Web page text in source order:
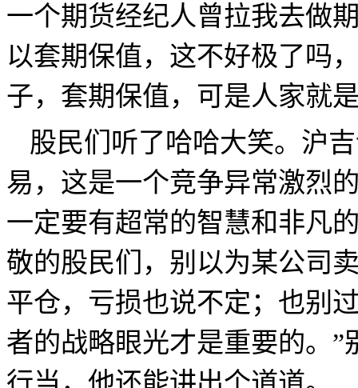
一个期货经纪人曾拉我去做
以套期保值，这不好极了吗
子，套期保值，可是人家就
股民们听了哈哈大笑。沪
易，这是一个竞争异常激烈
一定要有超常的智慧和非凡
敬的股民们，别以为某公司
平仓，亏损也说不定；也别
者的战略眼光才是重要的。”